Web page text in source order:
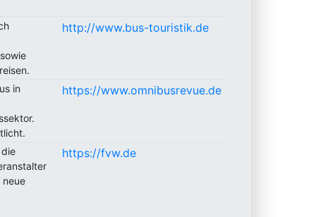
http://www.bus-touristik.de
in
https://www.omnibusrevue.de
https://fvw.de